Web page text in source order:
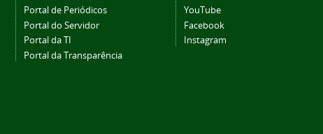
Portal de Periódicos
Portal do Servidor
Portal da TI
Portal da Transparência
YouTube
Facebook
Instagram